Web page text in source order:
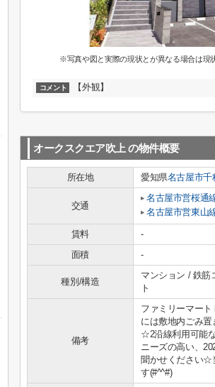
※写真や図と実際の現状とが異なる場合は現
コメント 【外観】
オークスクエア吹上 の物件概要
所在地 愛知県名古屋市千
交通
名古屋市営桜通
名古屋市営東山
賃料 -
面積
-
種別/構造
マンション / 鉄筋
ト
備考
ファミリーマー
には敷地内ごみ
☆2沿線利用可能
ニーズの高い、
聞かせください☆
す(#^^#)